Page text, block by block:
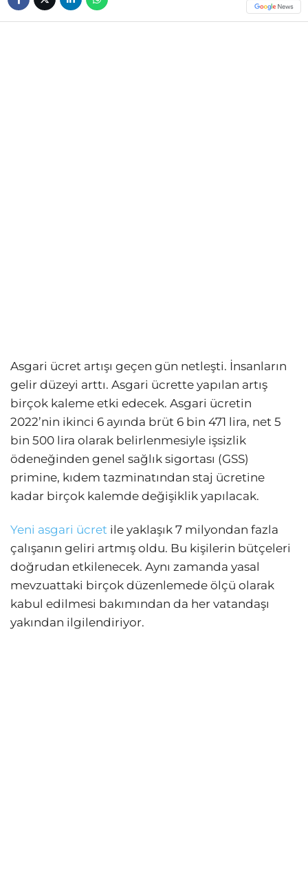
Asgari ücret artışı geçen gün netleşti. İnsanların
gelir düzeyi arttı. Asgari ücrette yapılan artış
birçok kaleme etki edecek. Asgari ücretin
2022’nin ikinci 6 ayında brüt 6 bin 471 lira, net 5
bin 500 lira olarak belirlenmesiyle işsizlik
ödeneğinden genel sağlık sigortası (GSS)
primine, kıdem tazminatından staj ücretine
kadar birçok kalemde değişiklik yapılacak.
Yeni asgari ücret ile yaklaşık 7 milyondan fazla
çalışanın geliri artmış oldu. Bu kişilerin bütçeleri
doğrudan etkilenecek. Aynı zamanda yasal
mevzuattaki birçok düzenlemede ölçü olarak
kabul edilmesi bakımından da her vatandaşı
yakından ilgilendiriyor.